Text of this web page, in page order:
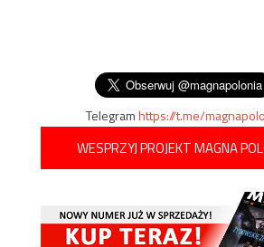
Telegramhttps://t.me/
WESPRZYJ PROJEKT MAGNA